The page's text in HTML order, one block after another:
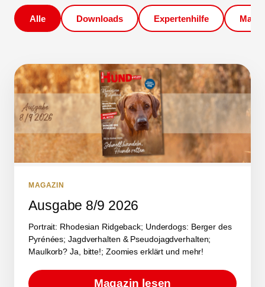
Alle Downloads Expertenhilfe
MAGAZIN
Ausgabe 8/9 2026
Portrait: Rhodesian Ridgeback; Underdogs: Berger des
Pyrénées; Jagdverhalten & Pseudojagdverhalten;
Maulkorb? Ja, bitte!; Zoomies erklärt und mehr!
Magazin lesen